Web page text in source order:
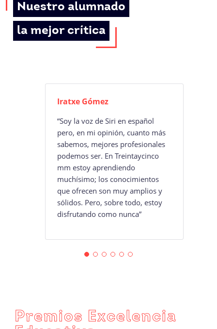
Nuestro alumnado
la mejor crítica
Iratxe Gómez
“Soy la voz de Siri en español
pero, en mi opinión, cuanto más
sabemos, mejores profesionales
podemos ser. En Treintaycinco
mm estoy aprendiendo
muchísimo; los conocimientos
que ofrecen son muy amplios y
sólidos. Pero, sobre todo, estoy
disfrutando como nunca”
Premios Excelencia